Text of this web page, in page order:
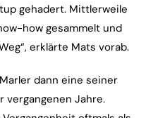
gehadert. Mittlerweile
how gesammelt und
erklärte Mats vorab.
dann eine seiner
vergangenen Jahre.